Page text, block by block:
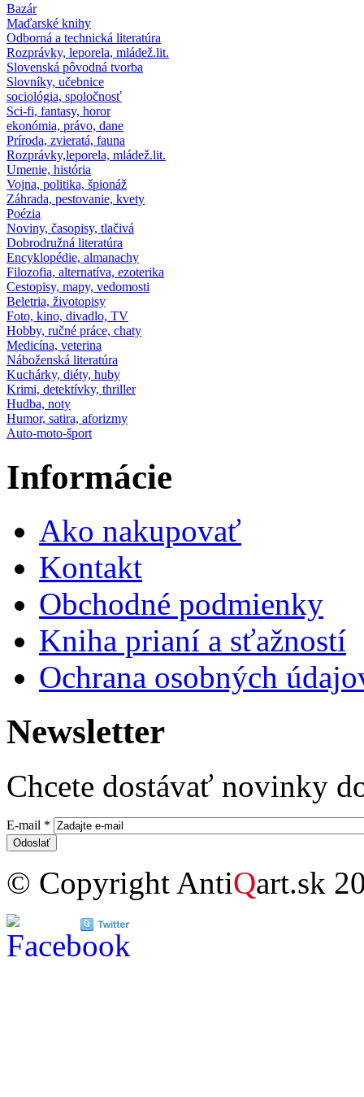
Bazár
Maďarské knihy
Odborná a technická literatúra
Rozprávky, leporela, mládež.lit.
Slovenská pôvodná tvorba
Slovníky, učebnice
sociológia, spoločnosť
Sci-fi, fantasy, horor
ekonómia, právo, dane
Príroda, zvieratá, fauna
Rozprávky,leporela, mládež.lit.
Umenie, história
Vojna, politika, špionáž
Záhrada, pestovanie, kvety
Poézia
Noviny, časopisy, tlačivá
Dobrodružná literatúra
Encyklopédie, almanachy
Filozofia, alternatíva, ezoterika
Cestopisy, mapy, vedomosti
Beletria, životopisy
Foto, kino, divadlo, TV
Hobby, ručné práce, chaty
Medicína, veterina
Náboženská literatúra
Kuchárky, diéty, huby
Krimi, detektívky, thriller
Hudba, noty
Humor, satira, aforizmy
Auto-moto-šport
Informácie
Ako nakupovať
Kontakt
Obchodné podmienky
Kniha prianí a sťažností
Ochrana osobných
Newsletter
Chcete dostávať novinky
E-mail *
© Copyright AntiQart.sk